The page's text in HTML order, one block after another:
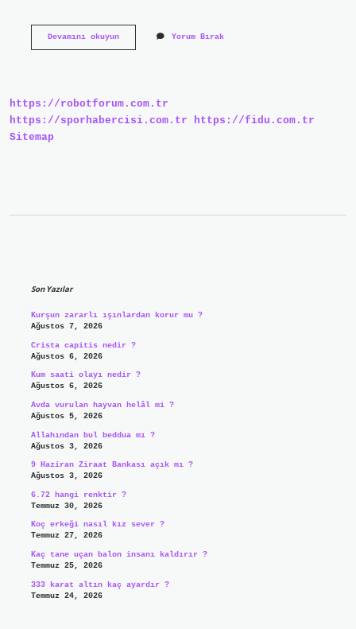
Devamını okuyunKolonya
Yorum Bırak
https://robotforum.com.tr
https://sporhabercisi.com.tr
https://fidu.com.tr
Sitemap
Son Yazılar
Kurşun zararlı ışınlardan korur mu ?
Ağustos 7, 2026
Crista capitis nedir ?
Ağustos 6, 2026
Kum saati olayı nedir ?
Ağustos 6, 2026
Avda vurulan hayvan helâl mi ?
Ağustos 5, 2026
Allahından bul beddua mı ?
Ağustos 3, 2026
9 Haziran Ziraat Bankası açık mı ?
Ağustos 3, 2026
6.72 hangi renktir ?
Temmuz 30, 2026
Koç erkeği nasıl kız sever ?
Temmuz 27, 2026
Kaç tane uçan balon insanı kaldırır ?
Temmuz 25, 2026
333 karat altın kaç ayardır ?
Temmuz 24, 2026